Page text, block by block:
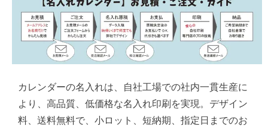
カレンダーの名入れは、自社工場での社内一貫生産に
より、高品質、低価格な名入れ印刷を実現。デザイン
料、送料無料で、小ロット、短納期、指定日までのお